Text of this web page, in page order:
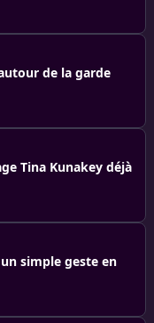
de la garde
Tina Kunakey déjà
simple geste en